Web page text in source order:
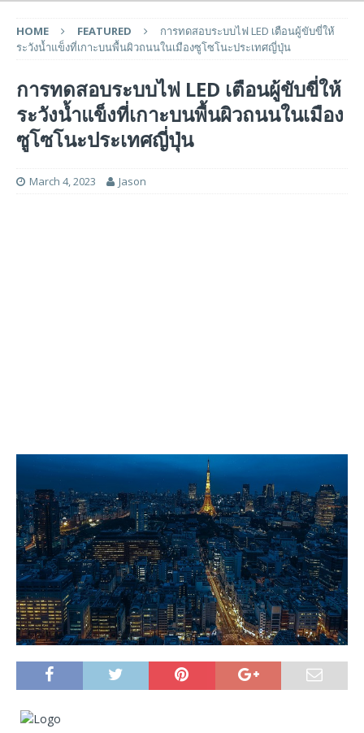
HOME FEATURED
การทดสอบระบบไฟ LED เตือนผู้ขับขี่ให้
ระวังน้ำแข็งที่เกาะบนพื้นผิวถนนในเมืองซูโซโนะประเทศญี่ปุ่น
การทดสอบระบบไฟ LED เตือนผู้ขับขี่ให้
ระวังน้ำแข็งที่เกาะบนพื้นผิวถนนในเมือง
ซูโซโนะประเทศญี่ปุ่น
March 4, 2023 Jason